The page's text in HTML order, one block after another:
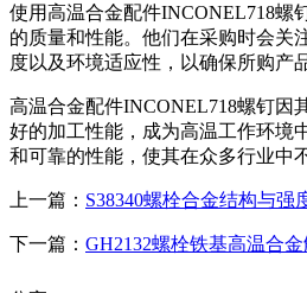
使用高温合金配件INCONEL718螺
的质量和性能。他们在采购时会关
度以及环境适应性，以确保所购产
高温合金配件INCONEL718螺钉因
好的加工性能，成为高温工作环境
和可靠的性能，使其在众多行业中
上一篇： S38340螺栓合金结构与强
下一篇： GH2132螺栓铁基高温合